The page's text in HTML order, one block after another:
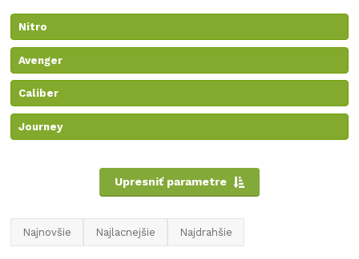
Nitro
Avenger
Caliber
Journey
Upresniť parametre
Najnovšie Najlacnejšie Najdrahšie